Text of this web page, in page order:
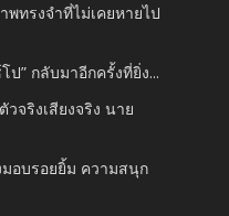
พทรงจำที่ไม่เคยหายไป
ป” กลับมาอีกครั้งที่ยิ่ง...
จริงเสียงจริง นาย
อบรอยยิ้ม ความสนุก